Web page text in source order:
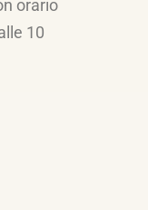
orario
10